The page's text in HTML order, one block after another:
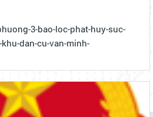
3-bao-loc-phat-huy-suc-
dan-cu-van-minh-